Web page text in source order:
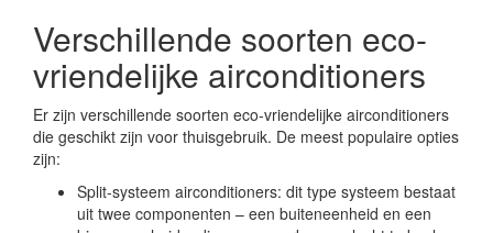
Verschillende soorten eco-
vriendelijke airconditioners
Er zijn verschillende soorten eco-vriendelijke airconditioners
die geschikt zijn voor thuisgebruik. De meest populaire opties
zijn:
Split-systeem airconditioners: dit type systeem bestaat
uit twee componenten – een buiteneenheid en een